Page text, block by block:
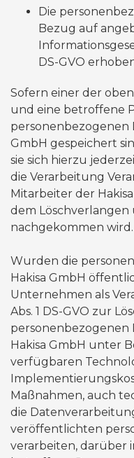
Die
Bezug auf
DS-GVO
Sofern einer der
und eine betroffene
personenbezogenen
GmbH gespeichert
sie sich hierzu
die Verarbeitung
Mitarbeiter der
dem
nachgekommen wird.
Wurden die
Hakisa GmbH
Unternehmen als
Abs. 1 DS-GVO zur
personenbezogenen
Hakisa GmbH unter
verfügbaren
Maßnahmen, auch
die
veröffentlichten
verarbeiten, darüber